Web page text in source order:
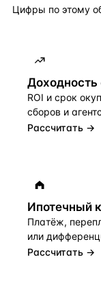
Цифры по этому
ROI и срок
сборов и
Рассчитать →
Ипотечный
Платёж,
или
Рассчитать →